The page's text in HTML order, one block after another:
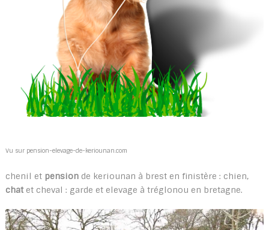
Vu sur pension-elevage-de-keriounan.com
chenil et pensionde keriounan à brest en finistère : chien,
chatet cheval : garde et elevage à tréglonou en bretagne.